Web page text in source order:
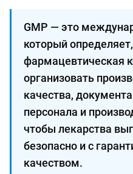
GMP — это
который
фармацевтическая
организовать
качества,
персонала и
чтобы лекарства
безопасно и с
качеством.